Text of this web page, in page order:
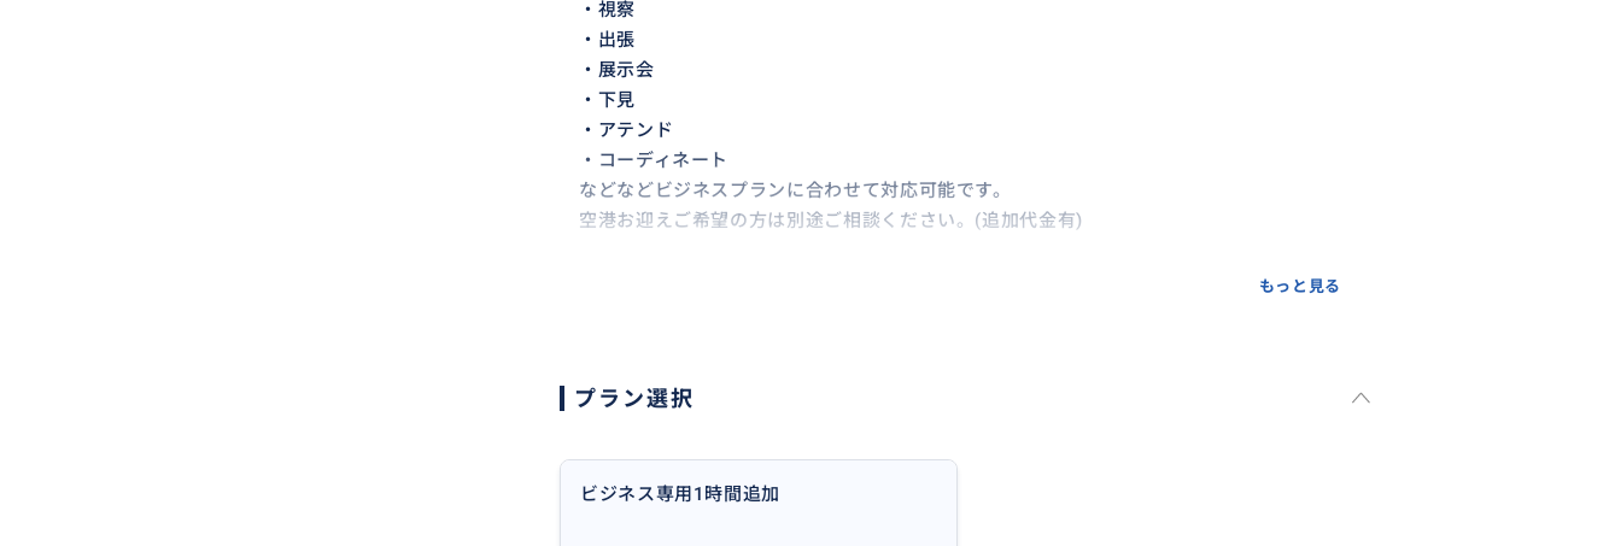
・視察
・出張
・展示会
・下見
・アテンド
・コーディネート
などなどビジネスプランに合わせて対応可能です。
空港お迎えご希望の方は別途ご相談ください。(追加代金有)
ご予約いただいた日付で必要な追加時間分、ご予約ください。
もっと見る
プラン選択
ビジネス専用1時間追加